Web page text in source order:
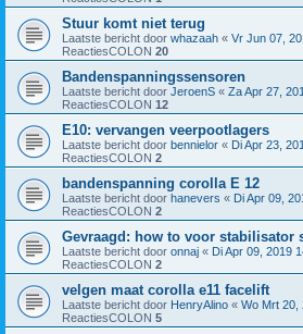
Stuur komt niet terug
Laatste bericht door whazaah « Vr Jun 07,
ReactiesCOLON 20
Bandenspanningssensoren
Laatste bericht door JeroenS « Za Apr 27,
ReactiesCOLON 12
E10: vervangen veerpootlagers
Laatste bericht door bennielor « Di Apr 23,
ReactiesCOLON 2
bandenspanning corolla E 12
Laatste bericht door hanevers « Di Apr 09,
ReactiesCOLON 2
Gevraagd: how to voor stabilisator
Laatste bericht door onnaj « Di Apr 09, 2019
ReactiesCOLON 2
velgen maat corolla e11 facelift
Laatste bericht door HenryAlino « Wo Mrt 20,
ReactiesCOLON 5